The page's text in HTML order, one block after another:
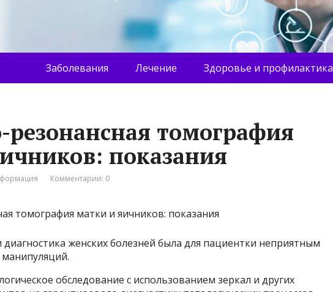
Заболевания Лечение Здоровье и профилактика
томография
показания
Комментарии: 0
женских болезней была для пациентки неприятным
обследование с использованием зеркал и других